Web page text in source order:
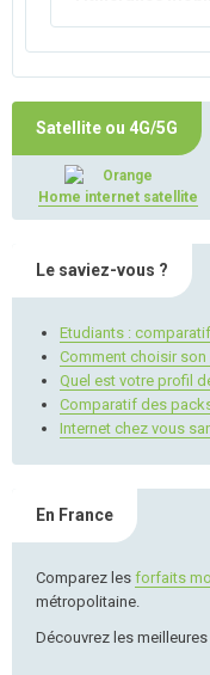
Satellite ou 4G/5G
Home internet satellite
Le saviez-vous ?
Etudiants :
Comment choisir son
Quel est votre profil
Comparatif des
Internet chez vous
En France
Comparez les forfaits
métropolitaine.
Découvrez les